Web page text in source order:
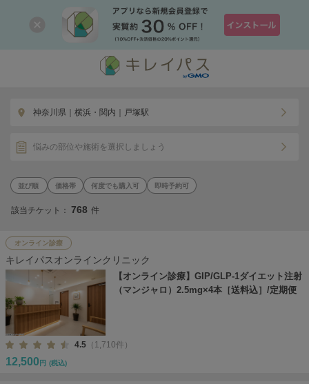
神奈川県｜横浜・関内｜戸塚駅
悩みの部位や施術を選択しましょう
価格帯 何度でも購入可 即時予約可
該当チケット： 768 件
オンライン診療
キレイパスオンラインクリニック
【オンライン診療】GIP/GLP-1ダイエット注射
（マンジャロ）2.5mg×4本［送料込］/定期便
4.5 （1,710件）
12,500 円 (税込)